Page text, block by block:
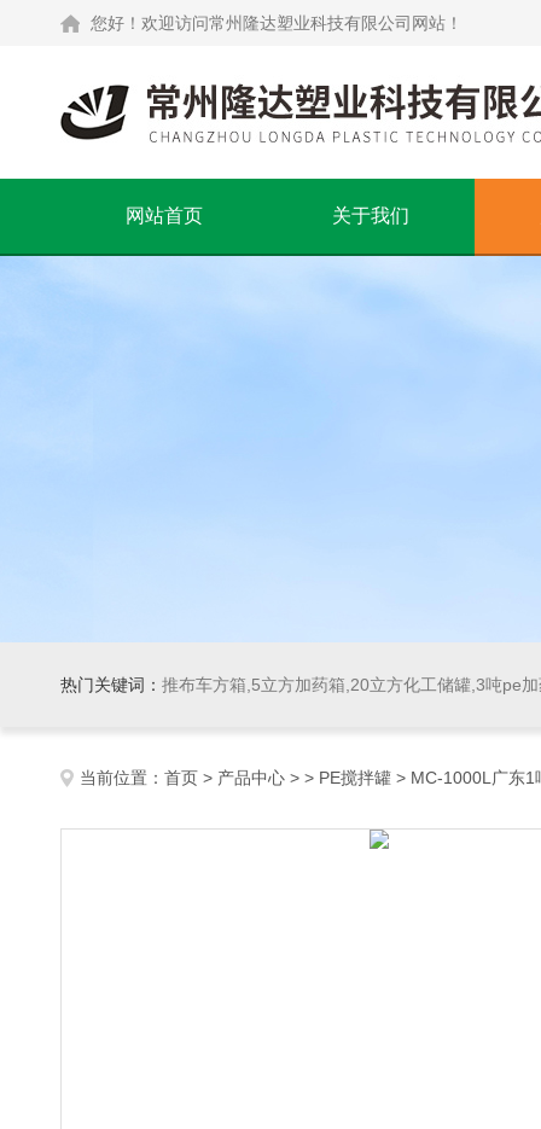
您好！欢迎访问常州隆达塑业科技有限公司网站！
网站首页 关于我们
热门关键词： 推布车方箱,5立方加药箱,20立方化工储罐,3吨pe
当前位置： 首页 > 产品中心 > > PE搅拌罐 > MC-1000L广东1